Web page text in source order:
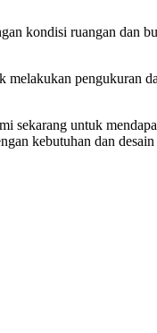
kondisi ruangan dan
pengukuran
untuk
kebutuhan dan